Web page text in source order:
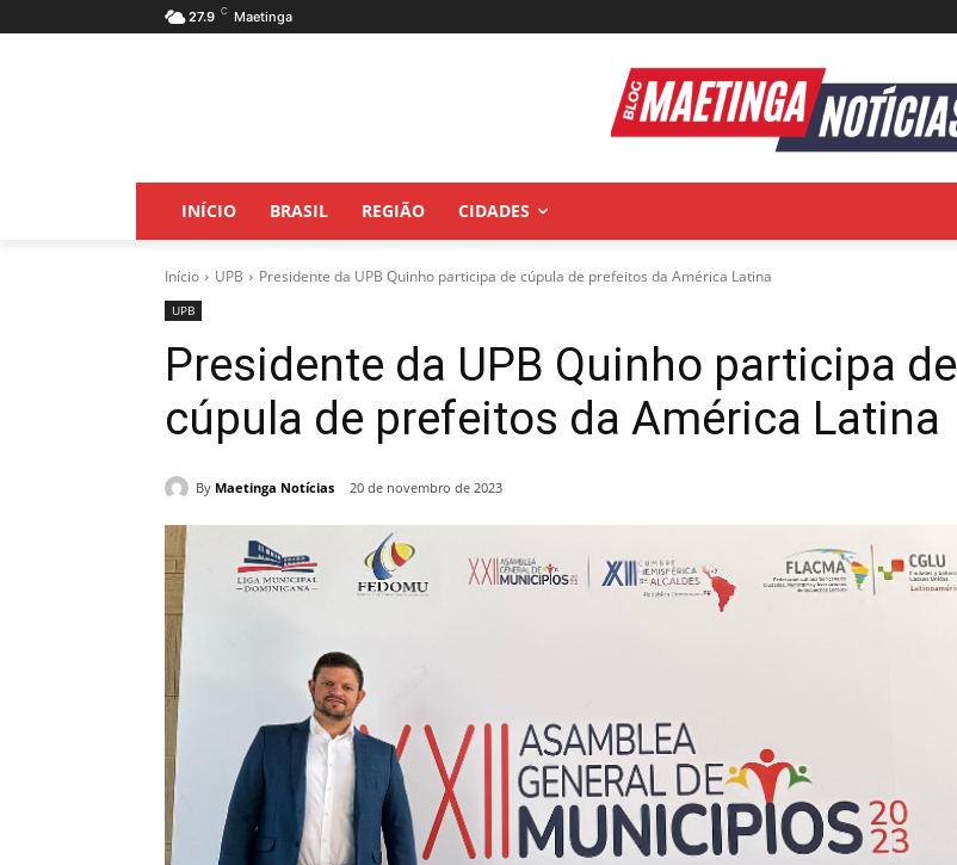
27.9 C Maetinga
INÍCIO BRASIL REGIÃO CIDADES
Início UPB Presidente da UPB Quinho participa de cúpula de prefeitos da América Latina
UPB
Presidente da UPB Quinho participa de
cúpula de prefeitos da América Latina
By Maetinga Notícias 20 de novembro de 2023